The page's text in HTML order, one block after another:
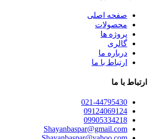
صفحه اصلی
محصولات
پروژه ها
گالری
درباره ما
ارتباط با ما
ارتباط با ما
021-44795430
09124069124
09905334218
Shayanbaspar@gmail.com